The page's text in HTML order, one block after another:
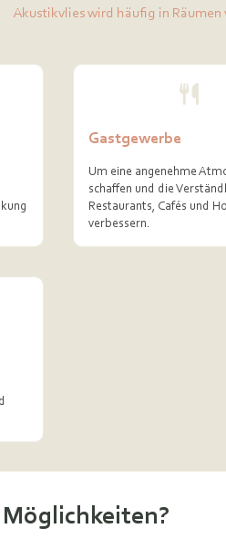
Akustikvlies wird häufig in
Gastgewerbe
Um eine angenehme
schaffen und die
Restaurants, Cafés und
verbessern.